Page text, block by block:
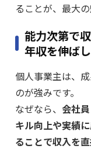
ることが、最大
能力次第で
年収を伸ばし
個人事業主は、
のが強みです。
なぜなら、 会社
キル向上や実績
ることで収入を